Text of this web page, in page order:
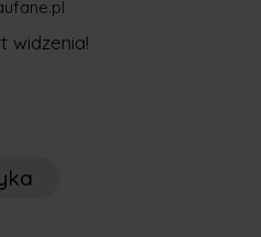
widzenia!